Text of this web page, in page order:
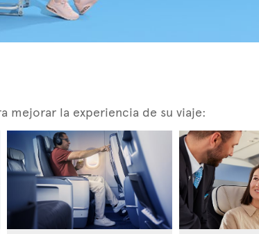
mejorar la experiencia de su viaje: